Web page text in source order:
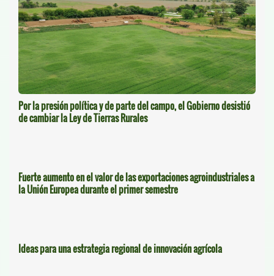
Por la presión política y de parte del campo, el Gobierno desistió
de cambiar la Ley de Tierras Rurales
Fuerte aumento en el valor de las exportaciones agroindustriales a
la Unión Europea durante el primer semestre
Ideas para una estrategia regional de innovación agrícola